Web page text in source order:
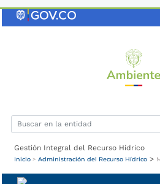
Gestión Integral del Recurso Hídrico
Inicio > Administración del Recurso Hídrico >